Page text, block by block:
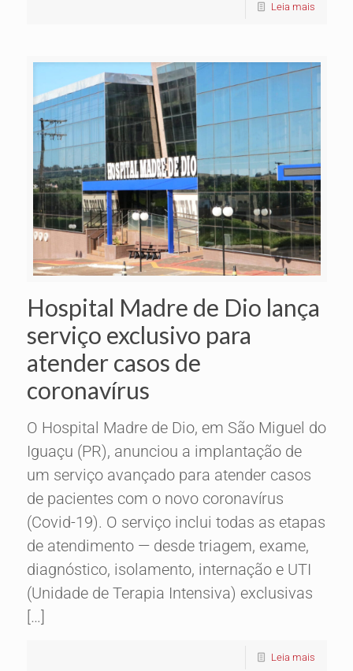
Leia mais
Hospital Madre de Dio lança
serviço exclusivo para
atender casos de
coronavírus
O Hospital Madre de Dio, em São Miguel do
Iguaçu (PR), anunciou a implantação de
um serviço avançado para atender casos
de pacientes com o novo coronavírus
(Covid-19). O serviço inclui todas as etapas
de atendimento — desde triagem, exame,
diagnóstico, isolamento, internação e UTI
(Unidade de Terapia Intensiva) exclusivas
[…]
Leia mais